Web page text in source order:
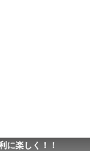
に楽しく！！